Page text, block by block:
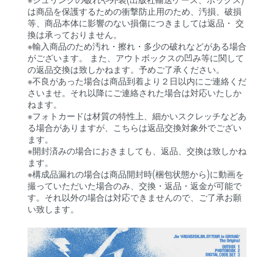
は商品を保護するための衝撃防止用のため、汚損、破損
等、商品本体に影響のない損傷につきましては返品・ 交
換は承っておりません。
※輸入商品のため汚れ・擦れ・多少の破れなどがある場合
がございます。 また、アウトボックスの凹み等に関して
の返品交換は致しかねます。予めご了承ください。
※不良があった場合は商品到着より２日以内にご連絡くだ
さいませ。それ以降にご連絡された場合は対応いたしか
ねます。
※フォトカードは材質の特性上、細かいスクレッチなどあ
る場合がありますが、こちらは返品交換対象外でござい
ます。
※開封済みの場合におきましても、返品、交換は致しかね
ます。
※構成品漏れの場合は商品開封時(梱包状態から)に動画を
撮っていただいた場合のみ、交換・返品・返金が可能で
す。それ以外の場合は対応できませんので、ご了承お願
い致します。